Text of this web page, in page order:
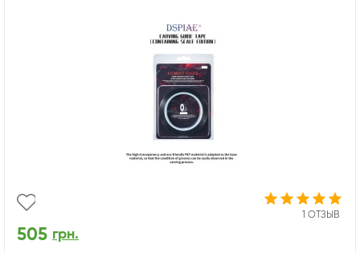
1 ОТЗЫВ
505 грн.